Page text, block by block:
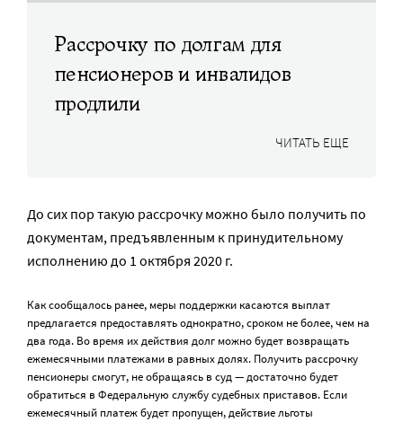
Рассрочку по долгам для
пенсионеров и инвалидов
продлили
ЧИТАТЬ ЕЩЕ
До сих пор такую рассрочку можно было получить по
документам, предъявленным к принудительному
исполнению до 1 октября 2020 г.
Как сообщалось ранее, меры поддержки касаются выплат
предлагается предоставлять однократно, сроком не более, чем на
два года. Во время их действия долг можно будет возвращать
ежемесячными платежами в равных долях. Получить рассрочку
пенсионеры смогут, не обращаясь в суд — достаточно будет
обратиться в Федеральную службу судебных приставов. Если
ежемесячный платеж будет пропущен, действие льготы